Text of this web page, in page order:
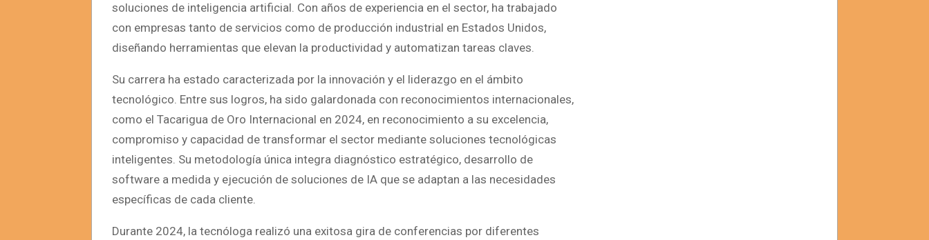
soluciones de inteligencia artificial. Con años de experiencia en el sector, ha trabajado
con empresas tanto de servicios como de producción industrial en Estados Unidos,
diseñando herramientas que elevan la productividad y automatizan tareas claves.
Su carrera ha estado caracterizada por la innovación y el liderazgo en el ámbito
tecnológico. Entre sus logros, ha sido galardonada con reconocimientos internacionales,
como el Tacarigua de Oro Internacional en 2024, en reconocimiento a su excelencia,
compromiso y capacidad de transformar el sector mediante soluciones tecnológicas
inteligentes. Su metodología única integra diagnóstico estratégico, desarrollo de
software a medida y ejecución de soluciones de IA que se adaptan a las necesidades
específicas de cada cliente.
Durante 2024, la tecnóloga realizó una exitosa gira de conferencias por diferentes